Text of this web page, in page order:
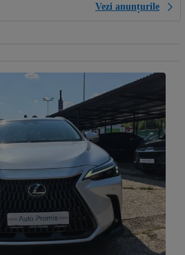
Vezi anunțurile